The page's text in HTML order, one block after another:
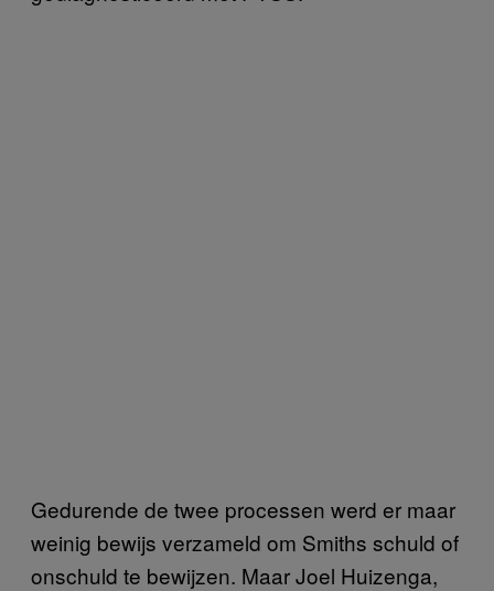
Gedurende de twee processen werd er maar
weinig bewijs verzameld om Smiths schuld of
onschuld te bewijzen. Maar Joel Huizenga,